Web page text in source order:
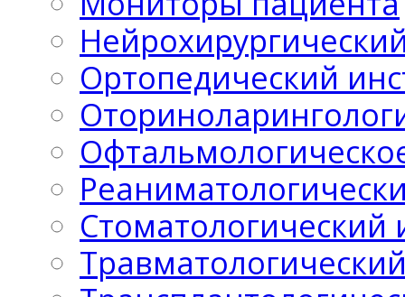
Ортопедический
Стоматологический